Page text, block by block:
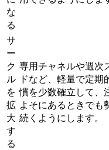
な
る
サ
ー
ク
ル
を
拡
大
す
る
専用チャネルや週次
ドなど、軽量で定期
慣を少数確立して、
よそにあるときでも
続くようにします。